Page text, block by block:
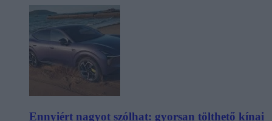
Ennyiért nagyot szólhat: gyorsan tölthető kínai